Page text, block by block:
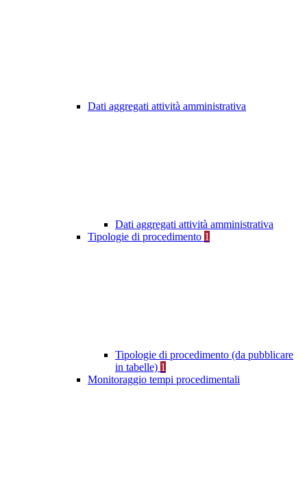
Dati aggregati attività amministrativa
Dati aggregati attività amministrativa
Tipologie di procedimento 1
Tipologie di procedimento (da pubblicare
in tabelle) 1
Monitoraggio tempi procedimentali